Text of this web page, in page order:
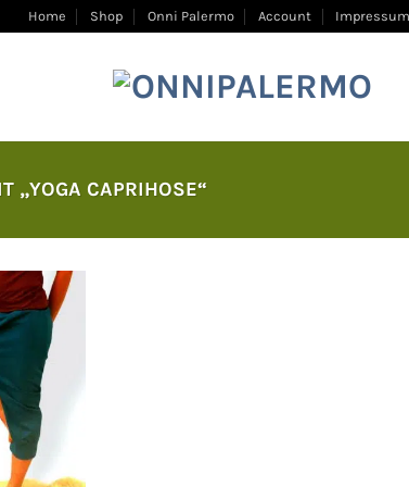
Home Shop Onni Palermo Account Impressum
„YOGA CAPRIHOSE“
Auf
die
Wunschliste